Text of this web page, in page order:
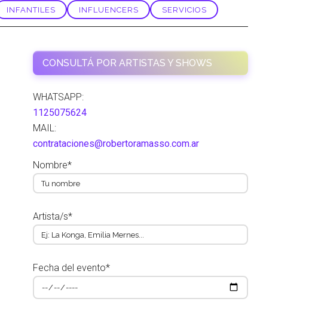
INFANTILES INFLUENCERS SERVICIOS
CONSULTÁ POR ARTISTAS Y SHOWS
WHATSAPP:
1125075624
MAIL:
contrataciones@robertoramasso.com.ar
Nombre*
Artista/s*
Fecha del evento*